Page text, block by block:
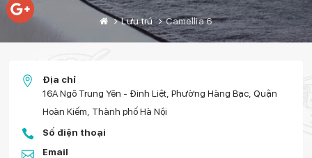
Lưu trú Camellia 6
Địa chỉ
16A Ngõ Trung Yên - Đinh Liệt, Phường Hàng Bạc, Quận
Hoàn Kiếm, Thành phố Hà Nội
Số điện thoại
Email